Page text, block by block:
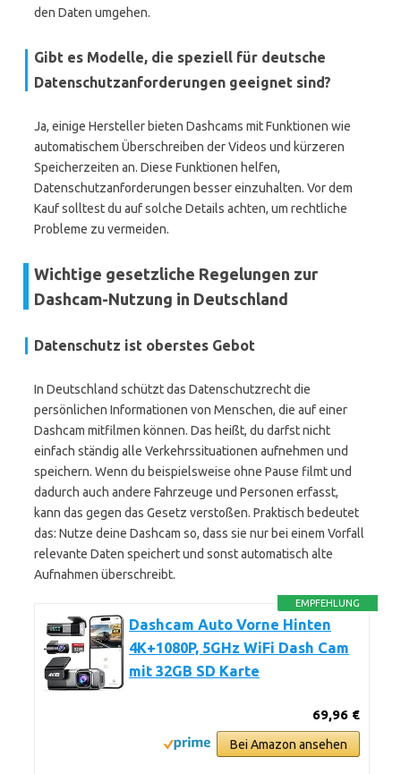
den Daten umgehen.
Gibt es Modelle, die speziell für deutsche
Datenschutzanforderungen geeignet sind?
Ja, einige Hersteller bieten Dashcams mit Funktionen wie
automatischem Überschreiben der Videos und kürzeren
Speicherzeiten an. Diese Funktionen helfen,
Datenschutzanforderungen besser einzuhalten. Vor dem
Kauf solltest du auf solche Details achten, um rechtliche
Probleme zu vermeiden.
Wichtige gesetzliche Regelungen zur
Dashcam-Nutzung in Deutschland
Datenschutz ist oberstes Gebot
In Deutschland schützt das Datenschutzrecht die
persönlichen Informationen von Menschen, die auf einer
Dashcam mitfilmen können. Das heißt, du darfst nicht
einfach ständig alle Verkehrssituationen aufnehmen und
speichern. Wenn du beispielsweise ohne Pause filmt und
dadurch auch andere Fahrzeuge und Personen erfasst,
kann das gegen das Gesetz verstoßen. Praktisch bedeutet
das: Nutze deine Dashcam so, dass sie nur bei einem Vorfall
relevante Daten speichert und sonst automatisch alte
Aufnahmen überschreibt.
EMPFEHLUNG
Dashcam Auto Vorne Hinten
4K+1080P, 5GHz WiFi Dash Cam
mit 32GB SD Karte
69,96 €
Bei Amazon ansehen